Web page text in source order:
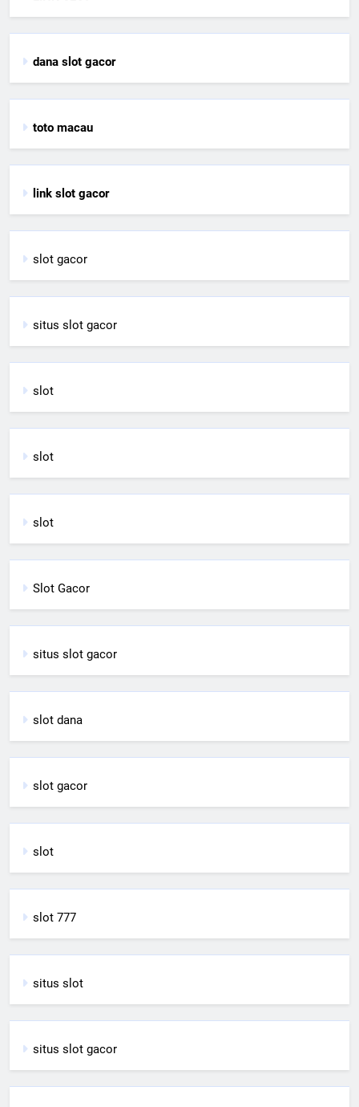
dana slot gacor
toto macau
link slot gacor
slot gacor
situs slot gacor
slot
slot
slot
Slot Gacor
situs slot gacor
slot dana
slot gacor
slot
slot 777
situs slot
situs slot gacor